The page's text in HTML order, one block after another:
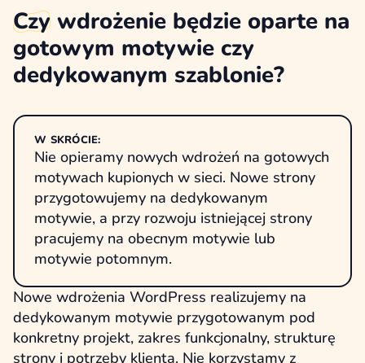
Czy wdrożenie będzie oparte na
gotowym motywie czy
dedykowanym szablonie?
W SKRÓCIE:
Nie opieramy nowych wdrożeń na gotowych
motywach kupionych w sieci. Nowe strony
przygotowujemy na dedykowanym
motywie, a przy rozwoju istniejącej strony
pracujemy na obecnym motywie lub
motywie potomnym.
Nowe wdrożenia WordPress realizujemy na
dedykowanym motywie przygotowanym pod
konkretny projekt, zakres funkcjonalny, strukturę
strony i potrzeby klienta. Nie korzystamy z